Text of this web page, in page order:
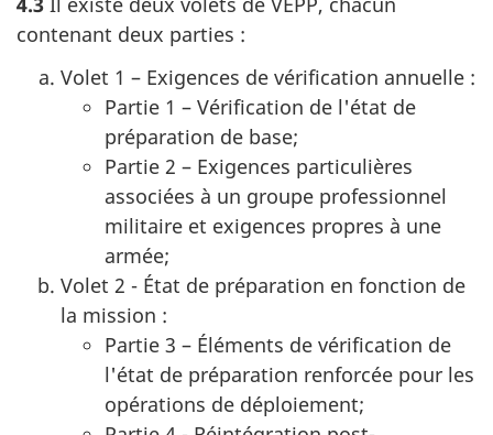
contenant deux parties :
Volet 1 – Exigences de vérification annuelle :
Partie 1 – Vérification de l'état de
préparation de base;
Partie 2 – Exigences particulières
associées à un groupe professionnel
militaire et exigences propres à une
armée;
Volet 2 - État de préparation en fonction de
la mission :
Partie 3 – Éléments de vérification de
l'état de préparation renforcée pour les
opérations de déploiement;